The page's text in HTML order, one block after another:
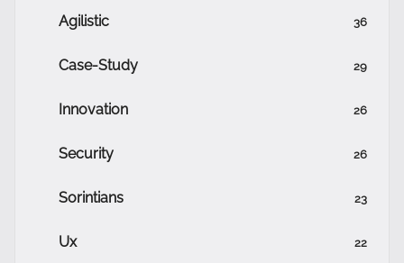
Agilistic 36
Case-Study 29
Innovation 26
Security 26
Sorintians 23
Ux 22